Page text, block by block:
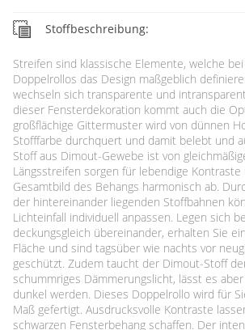
Stoffbeschreibung:
Streifen sind klassische Elemente, welche
Doppelrollos das Design maßgeblich
wechseln sich transparente und
dieser Fensterdekoration kommt auch die
großflächige Gittermuster wird von dünnen
Stofffarbe durchquert und damit belebt und
Stoff aus Dimout-Gewebe ist von
Längsstreifen sorgen für lebendige
Gesamtbild des Behangs harmonisch ab.
der hintereinander liegenden Stoffbahnen
Lichteinfall individuell anpassen. Legen sich
deckungsgleich übereinander, erhalten Sie
Fläche und sind tagsüber wie nachts vor
geschützt. Zudem taucht der Dimout-Stoff
schummriges Dämmerungslicht, lässt es
dunkel werden. Dieses Doppelrollo wird für
Maß gefertigt. Ausdrucksvolle Kontraste
schwarzen Fensterbehang schaffen. Der